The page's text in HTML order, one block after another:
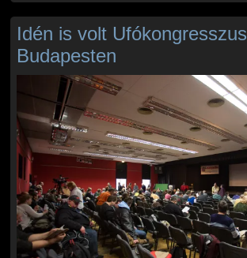
Idén is volt Ufókongresszus
Budapesten